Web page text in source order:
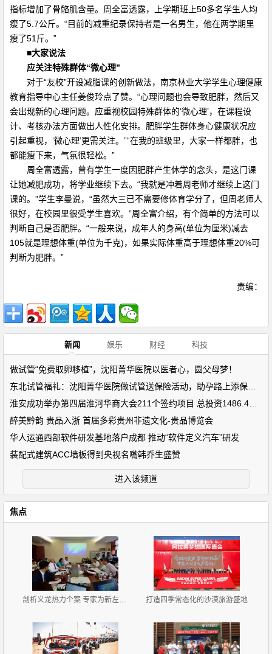
指标增加了骨骼肌含量。周全富透露，上学期班上50多名学生人均
瘦了5.7公斤。“目前的减重纪录保持者是一名男生，他在两学期里
瘦了51斤。”
■大家说法
应关注特殊群体“微心理”
对于“友校”开设减脂课的创新做法，南京林业大学学生心理健康
教育指导中心主任姜俊玲点了赞。“心理问题也会导致肥胖，然后又
会出现新的心理问题。应重视校园特殊群体的‘微心理’，在课程设
计、考核办法方面做出人性化安排。肥胖学生群体身心健康状况应
引起重视，‘微心理’更需关注。”“在我的班级里，大家一样都胖，也
都能瘦下来，气氛很轻松。”
周全富透露，曾有学生一度因肥胖产生休学的念头，是这门课
让她减肥成功，将学业继续下去。“我就是冲着周老师才继续上这门
课的。”学生李曼说，“虽然大三已不需要修体育学分了，但周老师人
很好，在校园里很受学生喜欢。”周全富介绍，有个简单的方法可以
判断自己是否肥胖。“一般来说，成年人的身高(单位为厘米)减去
105就是理想体重(单位为千克)，如果实际体重高于理想体重20%可
判断为肥胖。”
责编：
新闻 娱乐 财经 科技
做试管“免费取卵移植”，沈阳菁华医院以医者心，圆父母梦！
醉美黔韵 贵品入浙 首届多彩贵州非遗文化-贵品博览会
华人运通西部软件研发基地落户成都 推动“软件定义汽车”研发
装配式建筑ACC墙板得到央视名嘴韩乔生盛赞
进入该频道
焦点
剖析义龙热力个案 专家为新左旗营商环境把脉问诊 打造四季常态化的沙漠旅游盛地